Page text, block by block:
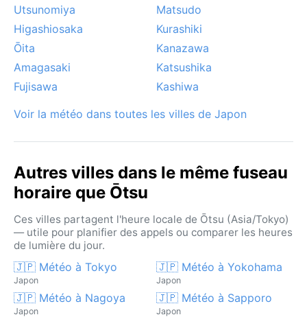
Utsunomiya
Matsudo
Higashiosaka
Kurashiki
Ōita
Kanazawa
Amagasaki
Katsushika
Fujisawa
Kashiwa
Voir la météo dans toutes les villes de Japon
Autres villes dans le même fuseau
horaire que Ōtsu
Ces villes partagent l'heure locale de Ōtsu (Asia/Tokyo)
— utile pour planifier des appels ou comparer les heures
de lumière du jour.
🇯🇵 Météo à Tokyo
Japon
🇯🇵 Météo à Yokohama
Japon
🇯🇵 Météo à Nagoya
Japon
🇯🇵 Météo à Sapporo
Japon